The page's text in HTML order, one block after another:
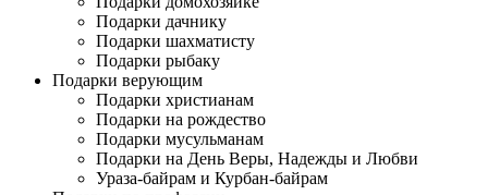
Подарки дачнику
Подарки шахматисту
Подарки рыбаку
Подарки верующим
Подарки христианам
Подарки на рождество
Подарки мусульманам
Подарки на День Веры, Надежды и Любви
Ураза-байрам и Курбан-байрам